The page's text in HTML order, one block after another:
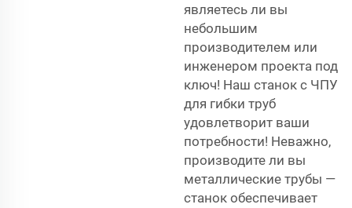
являетесь ли вы
небольшим
производителем или
инженером проекта под
ключ! Наш станок с ЧПУ
для гибки труб
удовлетворит ваши
потребности! Неважно,
производите ли вы
металлические трубы —
станок обеспечивает